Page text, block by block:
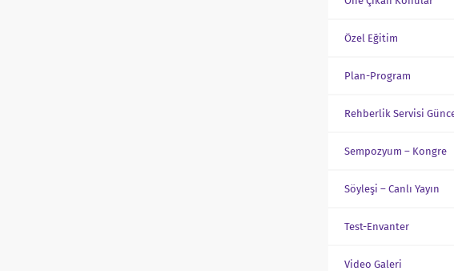
Özel Eğitim
Plan-Program
Rehberlik Servisi
Sempozyum – Kongre
Söyleşi – Canlı Yayın
Test-Envanter
Video Galeri